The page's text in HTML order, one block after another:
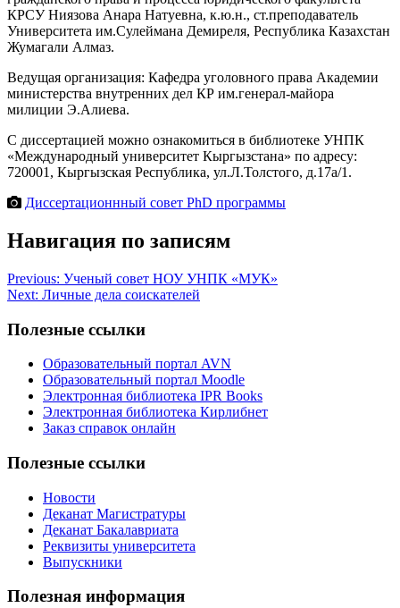
КРСУ Ниязова Анара Натуевна, к.ю.н., ст.преподаватель
Университета им.Сулеймана Демиреля, Республика Казахстан
Жумагали Алмаз.
Ведущая организация: Кафедра уголовного права Академии
министерства внутренних дел КР им.генерал-майора
милиции Э.Алиева.
С диссертацией можно ознакомиться в библиотеке УНПК
«Международный университет Кыргызстана» по адресу:
720001, Кыргызская Республика, ул.Л.Толстого, д.17а/1.
Диссертационнный совет PhD программы
Навигация по записям
Previous: Ученый совет НОУ УНПК «МУК»
Next: Личные дела соискателей
Полезные ссылки
Образовательный портал AVN
Образовательный портал Moodle
Электронная библиотека IPR Books
Электронная библиотека Кирлибнет
Заказ справок онлайн
Полезные ссылки
Новости
Деканат Магистратуры
Деканат Бакалавриата
Реквизиты университета
Выпускники
Полезная информация